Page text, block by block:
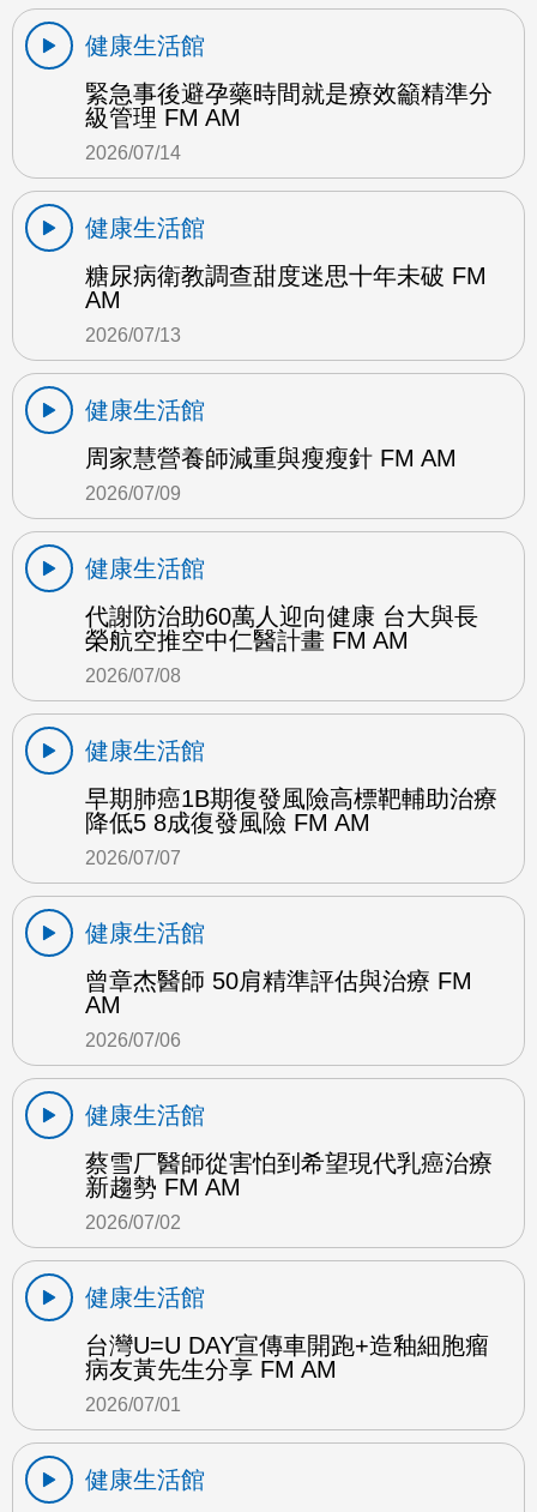
健康生活館
緊急事後避孕藥時間就是療效籲精準分
級管理 FM AM
2026/07/14
健康生活館
糖尿病衛教調查甜度迷思十年未破 FM
AM
2026/07/13
健康生活館
周家慧營養師減重與瘦瘦針 FM AM
2026/07/09
健康生活館
代謝防治助60萬人迎向健康 台大與長
榮航空推空中仁醫計畫 FM AM
2026/07/08
健康生活館
早期肺癌1B期復發風險高標靶輔助治療
降低5 8成復發風險 FM AM
2026/07/07
健康生活館
曾章杰醫師 50肩精準評估與治療 FM
AM
2026/07/06
健康生活館
蔡雪厂醫師從害怕到希望現代乳癌治療
新趨勢 FM AM
2026/07/02
健康生活館
台灣U=U DAY宣傳車開跑+造釉細胞瘤
病友黃先生分享 FM AM
2026/07/01
健康生活館